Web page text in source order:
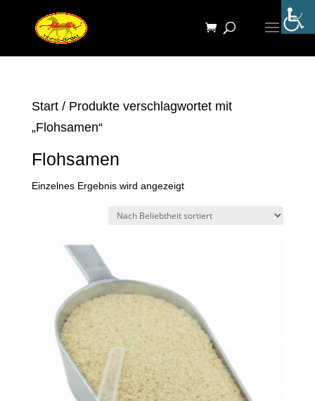
Start/ Produkte verschlagwortet mit
„Flohsamen“
Flohsamen
Einzelnes Ergebnis wird angezeigt